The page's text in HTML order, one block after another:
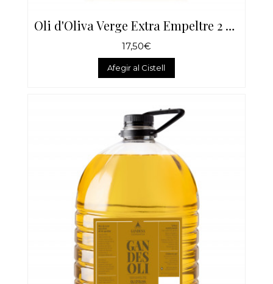
Oli d'Oliva Verge Extra Empeltre 2 Litres
17,50€
Afegir al Cistell